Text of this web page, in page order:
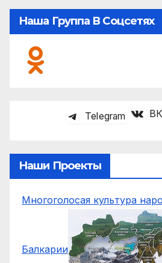
Наша Группа В Соцсетях
Telegram
Наши Проекты
Многоголосая культура
Балкарии